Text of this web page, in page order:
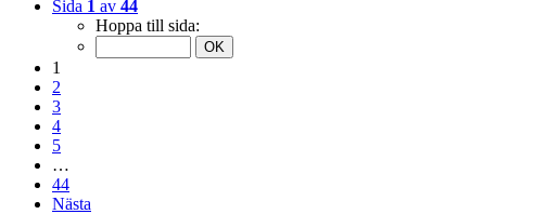
Sida 1 av 44
Hoppa till sida:
1
2
3
4
5
…
44
Nästa